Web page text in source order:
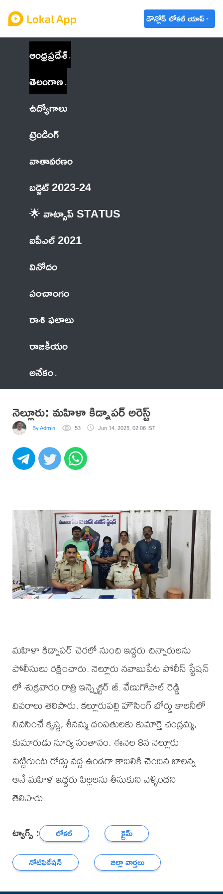
డౌన్లోడ్ లోకల్ యాప్
ఆంధ్రప్రదేశ్
తెలంగాణ
ఉద్యోగాలు
ట్రెండింగ్
వాతావరణం
బడ్జెట్ 2023-24
🌟 వాట్సాప్ STATUS
ఐపీఎల్ 2021
వినోదం
పంచాంగం
రాశి ఫలాలు
రాజకీయం
అనేకం
నెల్లూరు: మహిళా కిడ్నాపర్ అరెస్ట్
By Admin 53 Jun 14, 2025, 02:06 IST
మహిళా కిడ్నాపర్ చెరలో నుంచి ఇద్దరు చిన్నారులను
పోలీసులు రక్షించారు. నెల్లూరు నవాబుపేట పోలీస్ స్టేషన్
లో శుక్రవారం రాత్రి ఇన్స్పెక్టర్ జీ. వేణుగోపాల్ రెడ్డి
వివరాలు తెలిపారు. కల్లూరుపల్లి హౌసింగ్ బోర్డు కాలనీలో
నివసించే కృష్ణ, శీనమ్మ దంపతులకు కుమార్తె చంద్రమ్మ,
కుమారుడు సూర్య సంతానం. ఈనెల 8న నెల్లూరు
సెట్టిగుంట రోడ్డు వద్ద ఉండగా కావిలికి చెందిన బాలన్న
అనే మహిళ ఇద్దరు పిల్లలను తీసుకుని వెళ్ళిందని
తెలిపారు.
ట్యాగ్స్ : లోకల్
క్రైమ్
నోటిఫికేషన్
జిల్లా వార్తలు